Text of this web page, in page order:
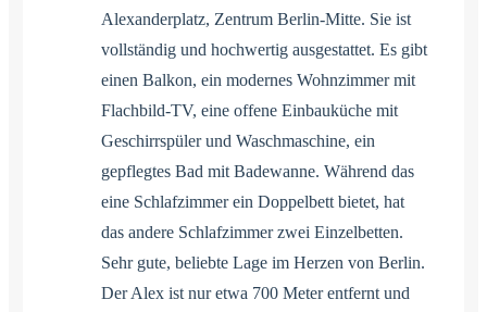
Alexanderplatz, Zentrum Berlin-Mitte. Sie ist
vollständig und hochwertig ausgestattet. Es gibt
einen Balkon, ein modernes Wohnzimmer mit
Flachbild-TV, eine offene Einbauküche mit
Geschirrspüler und Waschmaschine, ein
gepflegtes Bad mit Badewanne. Während das
eine Schlafzimmer ein Doppelbett bietet, hat
das andere Schlafzimmer zwei Einzelbetten.
Sehr gute, beliebte Lage im Herzen von Berlin.
Der Alex ist nur etwa 700 Meter entfernt und